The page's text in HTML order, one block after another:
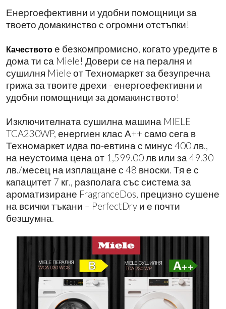
Енергоефективни и удобни помощници за
твоето домакинство с огромни отстъпки!
Качеството е безкомпромисно, когато уредите в
дома ти са Miele! Довери се на пералня и
сушилня Miele от Техномаркет за безупречна
грижа за твоите дрехи - енергоефективни и
удобни помощници за домакинството!
Изключителната сушилна машина MIELE
TCA230WP, енергиен клас А++ само сега в
Техномаркет идва по-евтина с минус 400 лв.,
на неустоима цена от 1,599.00 лв или за 49.30
лв./месец на изплащане с 48 вноски. Тя е с
капацитет 7 кг., разполага със система за
ароматизиране FragranceDos, прецизно сушене
на всички тъкани – PerfectDry и е почти
безшумна.